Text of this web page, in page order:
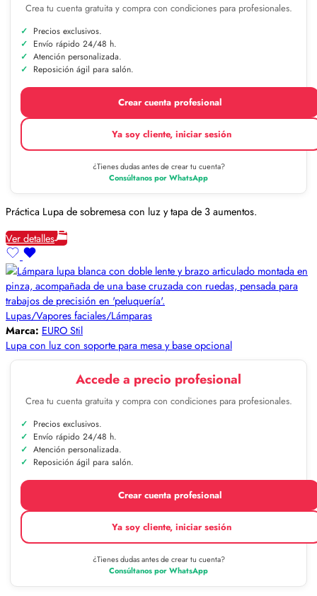
Crea tu cuenta gratuita y compra con condiciones para profesionales.
Precios exclusivos.
Envío rápido 24/48 h.
Atención personalizada.
Reposición ágil para salón.
Crear cuenta profesional
Ya soy cliente, iniciar sesión
¿Tienes dudas antes de crear tu cuenta?
Consúltanos por WhatsApp
Práctica Lupa de sobremesa con luz y tapa de 3 aumentos.
Ver detalles
Lupas/Vapores faciales/Lámparas
Marca: EURO Stil
Lupa con luz con soporte para mesa y base opcional
Accede a precio profesional
Crea tu cuenta gratuita y compra con condiciones para profesionales.
Precios exclusivos.
Envío rápido 24/48 h.
Atención personalizada.
Reposición ágil para salón.
Crear cuenta profesional
Ya soy cliente, iniciar sesión
¿Tienes dudas antes de crear tu cuenta?
Consúltanos por WhatsApp